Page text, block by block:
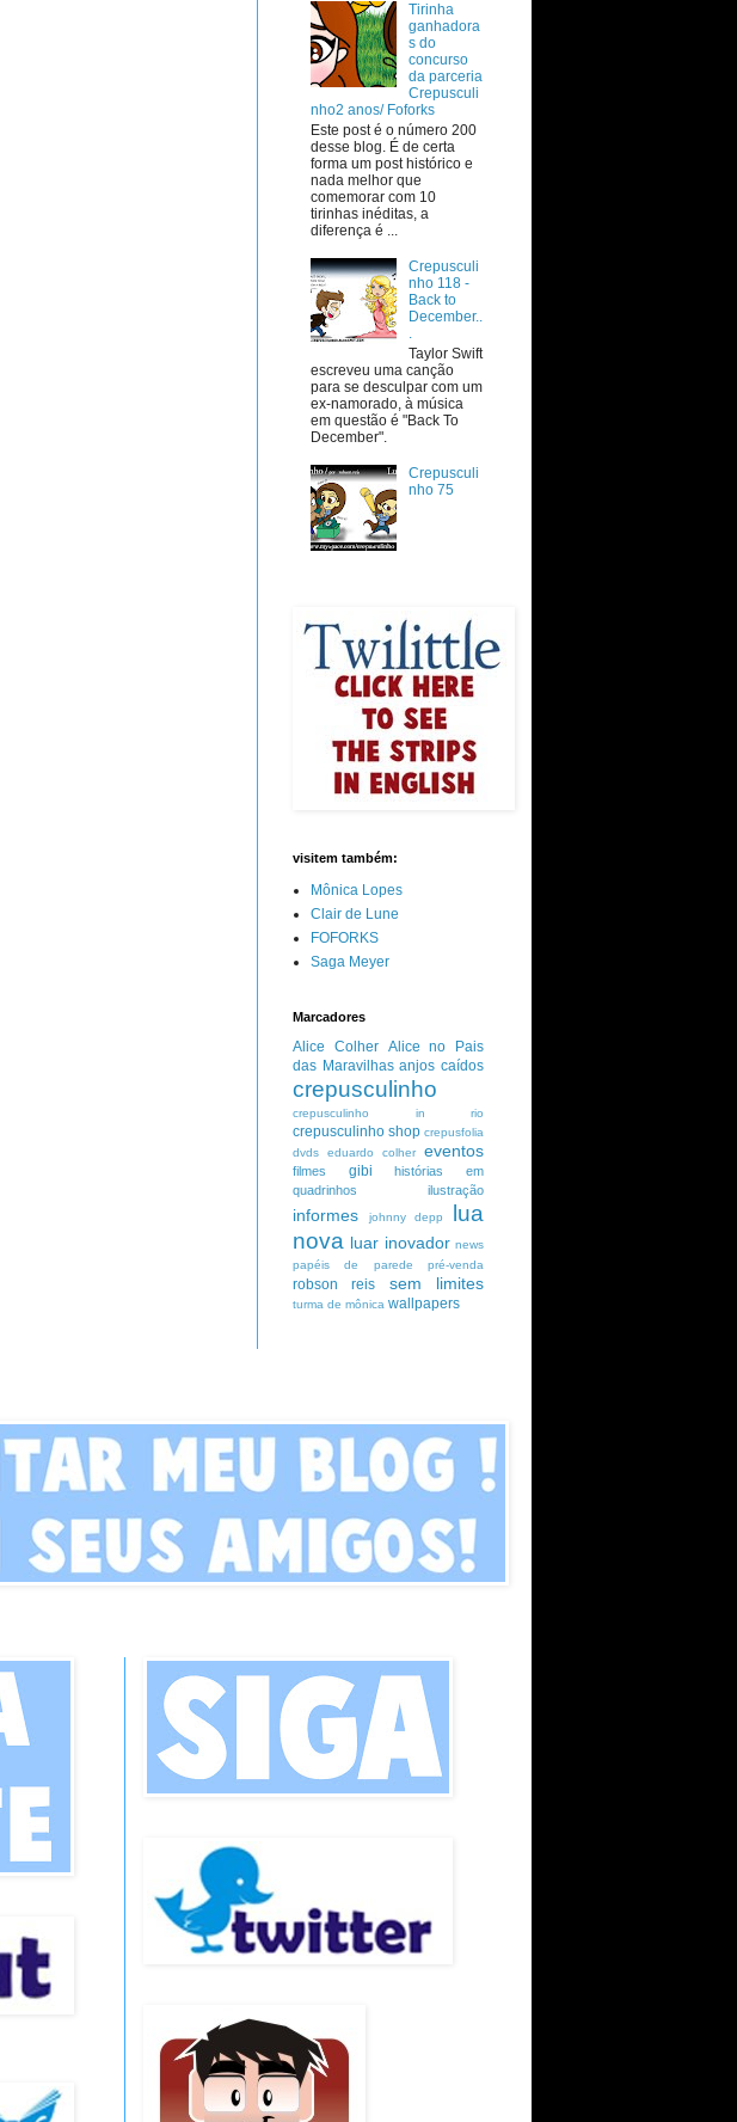
Tirinha
ganhadora
s do
concurso
da parceria
Crepusculi
nho2 anos/ Foforks
Este post é o número 200
desse blog. É de certa
forma um post histórico e
nada melhor que
comemorar com 10
tirinhas inéditas, a
diferença é ...
Crepusculi
nho 118 -
Back to
December..
.
Taylor Swift
escreveu uma canção
para se desculpar com um
ex-namorado, à música
em questão é "Back To
December".
Crepusculi
nho 75
visitem também:
Mônica Lopes
Clair de Lune
FOFORKS
Saga Meyer
Marcadores
Alice Colher Alice no Pais
das Maravilhas anjos caídos
crepusculinho
crepusculinho in rio
crepusculinho shop crepusfolia
dvds
eduardo colher eventos
filmes gibi
histórias em
quadrinhos
ilustração
informes johnny depp
lua
nova luar inovador news
papéis de parede
pré-venda
robson reis sem limites
turma de mônica wallpapers